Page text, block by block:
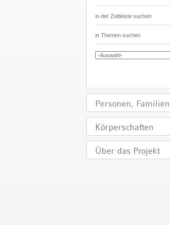
in der Zeitleiste suchen
in Themen suchen